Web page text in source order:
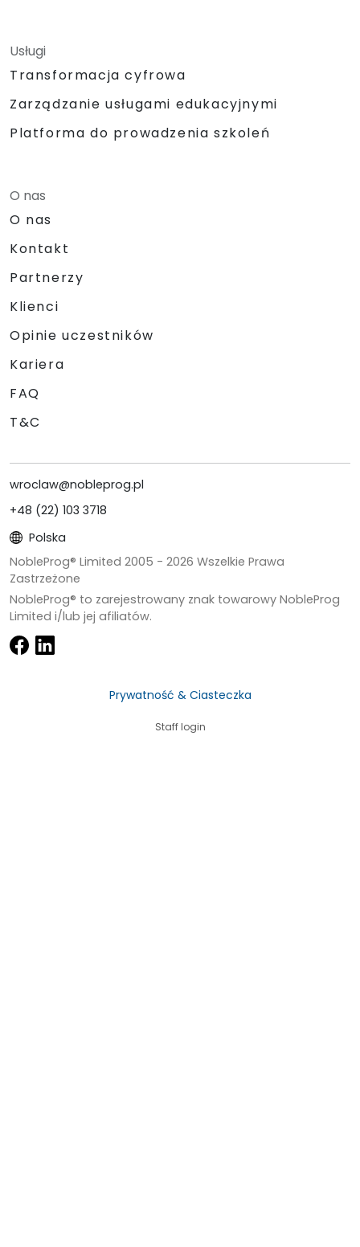
Usługi
Transformacja cyfrowa
Zarządzanie usługami edukacyjnymi
Platforma do prowadzenia szkoleń
O nas
O nas
Kontakt
Partnerzy
Klienci
Opinie uczestników
Kariera
FAQ
T&C
wroclaw@nobleprog.pl
+48 (22) 103 3718
Polska
NobleProg® Limited 2005 - 2026 Wszelkie Prawa
Zastrzeżone
NobleProg® to zarejestrowany znak towarowy NobleProg
Limited i/lub jej afiliatów.
Prywatność & Ciasteczka
Staff login